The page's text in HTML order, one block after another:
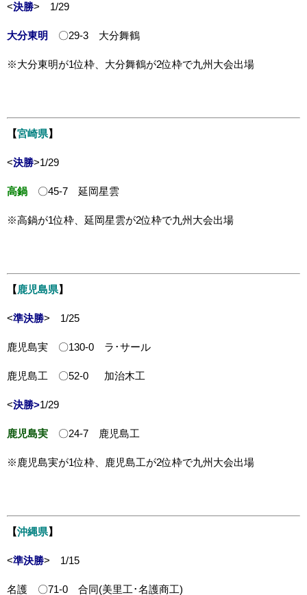
<決勝> 1/29
大分東明 〇29-3 大分舞鶴
※大分東明が1位枠、大分舞鶴が2位枠で九州大会出場
【宮崎県 】
<決勝>1/29
高鍋 〇45-7 延岡星雲
※高鍋が1位枠、延岡星雲が2位枠で九州大会出場
【 鹿児島県 】
<準決勝> 1/25
鹿児島実 〇130-0 ラ･サール
鹿児島工 〇52-0 加治木工
<決勝>1/29
鹿児島実 〇24-7 鹿児島工
※鹿児島実が1位枠、鹿児島工が2位枠で九州大会出場
【沖縄県 】
<準決勝> 1/15
名護 〇71-0 合同(美里工･名護商工)